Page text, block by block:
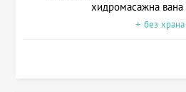
хидромасажна
+ без храна